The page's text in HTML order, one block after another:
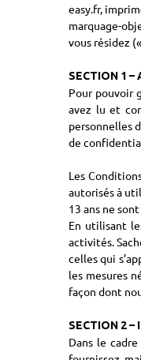
easy.fr,
marquage-
vous résidez
SECTION 1
Pour pouvoir
avez lu et
personnelles
de
Les
autorisés à
13 ans ne
En utilisant
activités.
celles qui
les mesures
façon dont
SECTION 2
Dans le